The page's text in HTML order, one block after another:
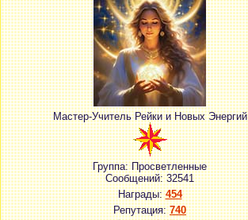
Мастер-Учитель Рейки и Новых Энергий
Группа: Просветленные
Сообщений:32541
Награды:454
Репутация:740